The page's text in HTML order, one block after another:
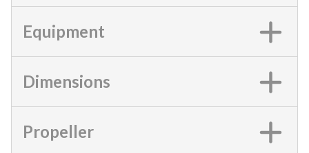
Equipment
Dimensions
Propeller